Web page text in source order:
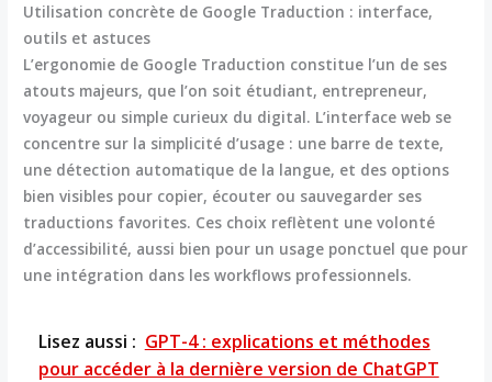
Utilisation concrète de Google Traduction : interface,
outils et astuces
L’ergonomie de Google Traduction constitue l’un de ses
atouts majeurs, que l’on soit étudiant, entrepreneur,
voyageur ou simple curieux du digital. L’interface web se
concentre sur la simplicité d’usage : une barre de texte,
une détection automatique de la langue, et des options
bien visibles pour copier, écouter ou sauvegarder ses
traductions favorites. Ces choix reflètent une volonté
d’accessibilité, aussi bien pour un usage ponctuel que pour
une intégration dans les workflows professionnels.
Lisez aussi : GPT-4 : explications et méthodes
pour accéder à la dernière version de ChatGPT